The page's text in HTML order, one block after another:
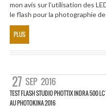
mon avis sur l’utilisation des
le flash pour la photographie
PLUS
27 SEP 2016
TEST FLASH STUDIO PHOTTIX INDRA 500 LC
AU PHOTOKINA 2016